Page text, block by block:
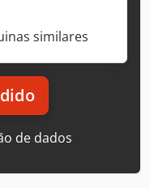
similares
de dados